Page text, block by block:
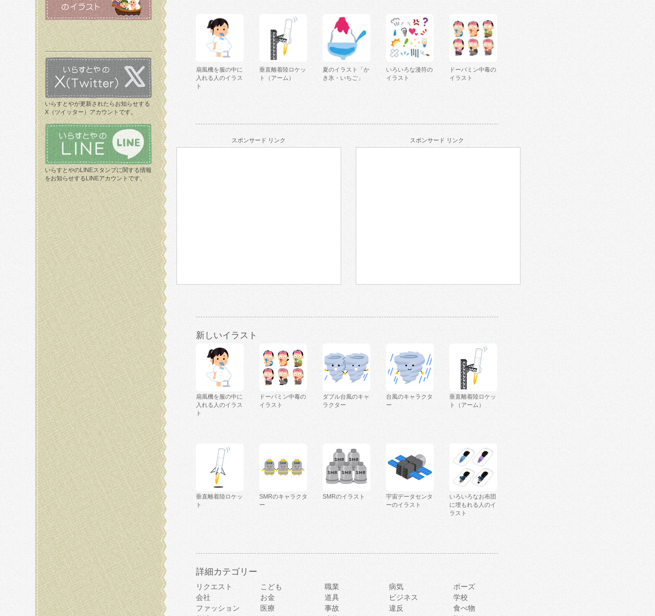
いらすとやが更新されたらお知らせする
X（ツイッター）アカウントです。
いらすとやのLINEスタンプに関する情報
をお知らせするLINEアカウントです。
扇風機を服の中に
入れる人のイラス
ト
垂直離着陸ロケッ
ト（アーム）
夏のイラスト「か
き氷・いちご」
いろいろな漫符の
イラスト
ドーパミン中毒の
イラスト
スポンサード リンク スポンサード リンク
新しいイラスト
扇風機を服の中に
入れる人のイラス
ト
ドーパミン中毒の
イラスト
ダブル台風のキャ
ラクター
台風のキャラクタ
ー
垂直離着陸ロケッ
ト（アーム）
垂直離着陸ロケッ
ト
SMRのキャラクタ
ー
SMRのイラスト
宇宙データセンタ
ーのイラスト
いろいろなお布団
に埋もれる人のイ
ラスト
詳細カテゴリー
リクエスト こども 職業 病気
ポーズ
会社
お金 道具 ビジネス
学校
ファッション
医療 事故 違反
食べ物